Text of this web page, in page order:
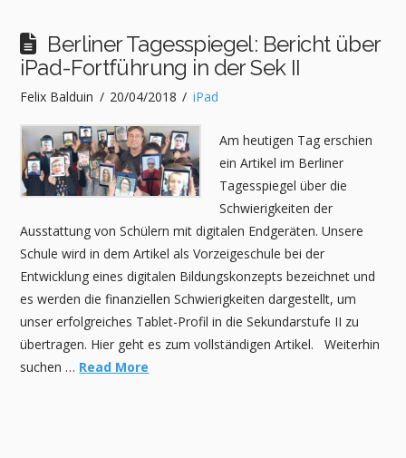
Berliner Tagesspiegel: Bericht über
iPad-Fortführung in der Sek II
Felix Balduin 20/04/2018 iPad
Am heutigen Tag erschien
ein Artikel im Berliner
Tagesspiegel über die
Schwierigkeiten der
Ausstattung von Schülern mit digitalen Endgeräten. Unsere
Schule wird in dem Artikel als Vorzeigeschule bei der
Entwicklung eines digitalen Bildungskonzepts bezeichnet und
es werden die finanziellen Schwierigkeiten dargestellt, um
unser erfolgreiches Tablet-Profil in die Sekundarstufe II zu
übertragen. Hier geht es zum vollständigen Artikel. Weiterhin
suchen … Read More